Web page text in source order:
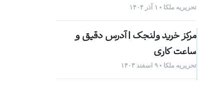
تحریریه ملکا • ۱ آذر ۱۴۰۴
مرکز خرید ولنجک | آدرس دقیق و
ساعت کاری
تحریریه ملکا • ۹ اسفند ۱۴۰۳